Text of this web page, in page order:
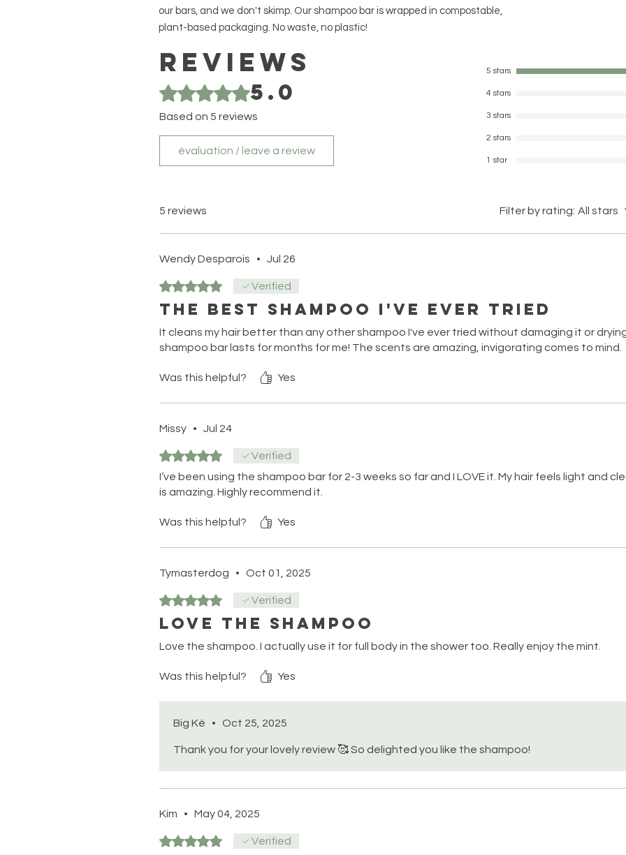
our bars, and we don't skimp. Our shampoo bar is wrapped in compostable,
plant-based packaging. No waste, no plastic!
Reviews
Rated 5 out of 5 stars.5.0
Based on 5 reviews
évaluation / leave a review
5 stars
4 stars
3 stars
2 stars
1 star
5 reviews Filter by rating: All stars
Wendy Desparois • Jul 26
Rated 5 out of 5 stars.Verified
The best shampoo I've ever tried
It cleans my hair better than any other shampoo I've ever tried without damaging it or
shampoo bar lasts for months for me! The scents are amazing, invigorating comes to mind.
Was this helpful? Yes
Missy • Jul 24
Rated 5 out of 5 stars.Verified
I’ve been using the shampoo bar for 2-3 weeks so far and I LOVE it. My hair feels light and
is amazing. Highly recommend it.
Was this helpful? Yes
Tymasterdog • Oct 01, 2025
Rated 5 out of 5 stars.Verified
Love the shampoo
Love the shampoo. I actually use it for full body in the shower too. Really enjoy the mint.
Was this helpful? Yes
Big Ké • Oct 25, 2025
Thank you for your lovely review 🥰 So delighted you like the shampoo!
Kim • May 04, 2025
Rated 5 out of 5 stars.Verified